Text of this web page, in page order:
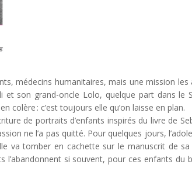
médecins humanitaires, mais une mission les
et son grand-oncle Lolo, quelque part dans le
colère : c’est toujours elle qu’on laisse en plan.
de portraits d’enfants inspirés du livre de
ne l’a pas quitté. Pour quelques jours,
va tomber en cachette sur le manuscrit de sa
si souvent, pour ces enfants du